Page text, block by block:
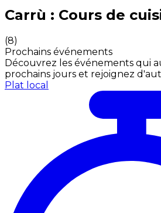
Expériences culinaires
Carrù : Cours de
(8)
Prochains événements
Découvrez les événements qui
prochains jours et rejoignez
Plat local